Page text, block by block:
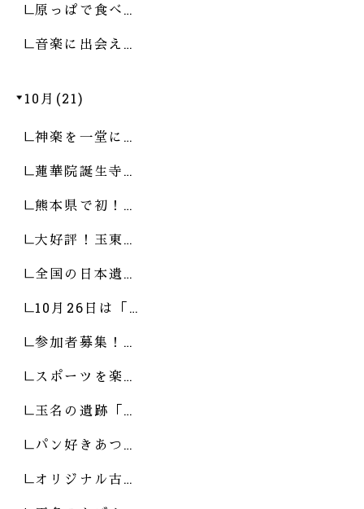
原っぱで食べ…
音楽に出会え…
10月(21)
神楽を一堂に…
蓮華院誕生寺…
熊本県で初！…
大好評！玉東…
全国の日本遺…
10月26日は「…
参加者募集！…
スポーツを楽…
玉名の遺跡「…
パン好きあつ…
オリジナル古…